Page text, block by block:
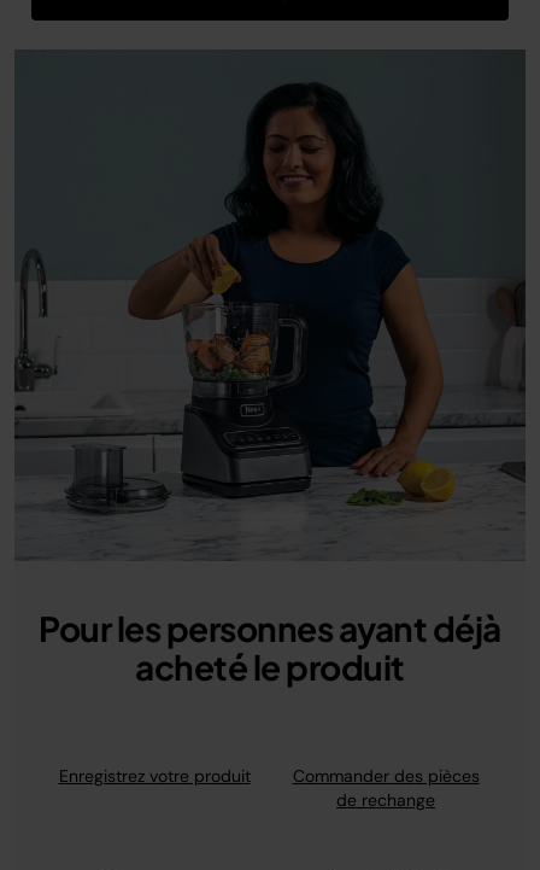
Pour les personnes ayant déjà
acheté le produit
Enregistrez votre produit
Commander des pièces
de rechange